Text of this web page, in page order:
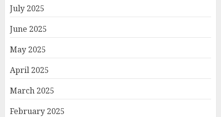
July 2025
June 2025
May 2025
April 2025
March 2025
February 2025